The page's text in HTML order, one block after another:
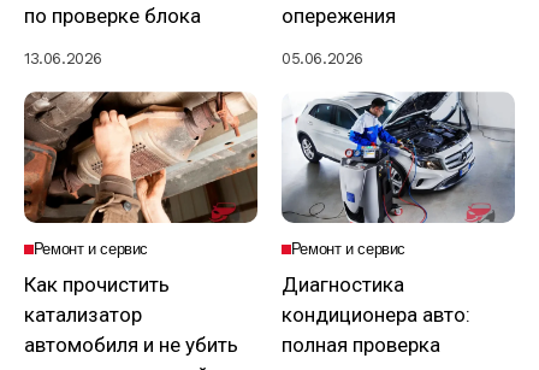
по проверке блока
13.06.2026
опережения
05.06.2026
Ремонт и сервис
Как прочистить
катализатор
автомобиля и не убить
Ремонт и сервис
Диагностика
кондиционера авто:
полная проверка